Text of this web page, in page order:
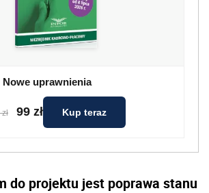
Nowe uprawnienia
99 zł Kup teraz
do projektu jest poprawa stanu